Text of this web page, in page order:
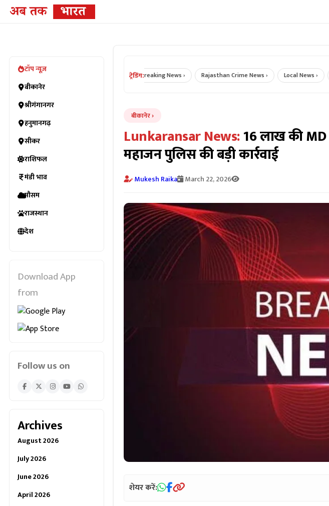
टॉप न्यूज़
बीकानेर
श्रीगंगानगर
हनुमानगढ़
सीकर
राशिफल
मंडी भाव
मौसम
राजस्थान
देश
Download App
from
Follow us on
Archives
August 2026
July 2026
June 2026
April 2026
ट्रेडिंग:
News › Breaking News › Rajasthan Crime News › Local News › Daily
बीकानेर
Lunkaransar News:16 लाख की
महाजन पुलिस की बड़ी कार्रवाई
Mukesh Raika March 22, 2026
शेयर करें: